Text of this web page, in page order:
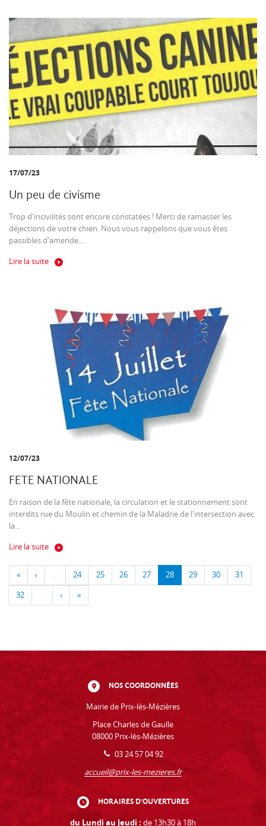
17/07/23
Un peu de civisme
Trop d'incivilités sont encore constatées ! Merci de ramasser les
déjections de votre chien. Nous vous rappelons que vous êtes
passibles d'amende....
Lire la suite
12/07/23
FETE NATIONALE
En raison de la fête nationale, la circulation et le stationnement sont
interdits rue du Moulin et chemin de la Maladrie de l'intersection avec
la...
Lire la suite
« ‹ … 24 25 26 27 28 29 30 31
32 … › »
NOS COORDONNÉES
Mairie de Prix-lès-Mézières
Place Charles de Gaulle
08000 Prix-lès-Mézières
03 24 57 04 92
accueil@prix-les-mezieres.fr
HORAIRES D'OUVERTURES
du Lundi au Jeudi : de 13h30 à 18h